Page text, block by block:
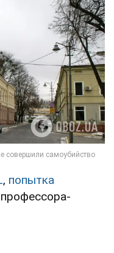
, попытка
профессора-